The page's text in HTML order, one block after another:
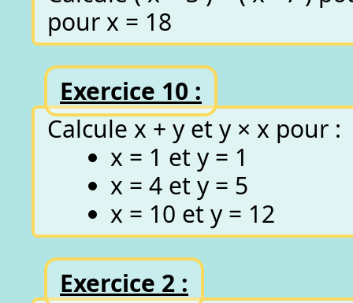
pour x = 18
Exercice 10 :
Calcule x + y et y × x pour :
x = 1 et y = 1
x = 4 et y = 5
x = 10 et y = 12
Exercice 2 :